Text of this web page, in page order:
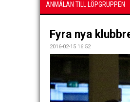
ANMÄLAN TILL LÖPGRUPPEN
Fyra nya
2016-02-15 16:52